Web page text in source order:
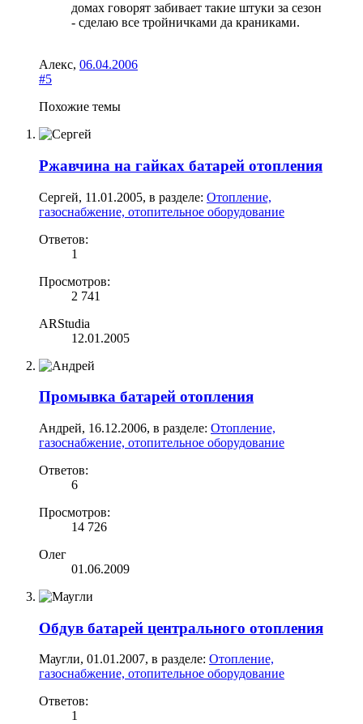
домах говорят забивает такие штуки за сезон
- сделаю все тройничками да краниками.
Алекс, 06.04.2006
#5
Похожие темы
Ржавчина на гайках батарей отопления
Сергей, 11.01.2005, в разделе: Отопление,
газоснабжение, отопительное оборудование
Ответов:
1
Просмотров:
2 741
ARStudia
12.01.2005
Промывка батарей отопления
Андрей, 16.12.2006, в разделе: Отопление,
газоснабжение, отопительное оборудование
Ответов:
6
Просмотров:
14 726
Олег
01.06.2009
Обдув батарей центрального отопления
Маугли, 01.01.2007, в разделе: Отопление,
газоснабжение, отопительное оборудование
Ответов:
1